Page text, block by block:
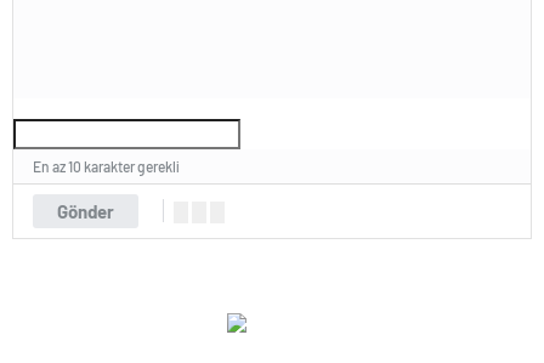
Gönder
En az 10 karakter gerekli